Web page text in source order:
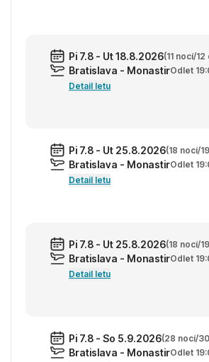
Pi 7.8 - Ut 18.8.2026(11 nocí/12
Bratislava - MonastirOdlet
Detail letu
Pi 7.8 - Ut 25.8.2026(18 nocí/
Bratislava - MonastirOdlet
Detail letu
Pi 7.8 - Ut 25.8.2026(18 nocí/
Bratislava - MonastirOdlet
Detail letu
Pi 7.8 - So 5.9.2026(28 nocí/
Bratislava - MonastirOdlet